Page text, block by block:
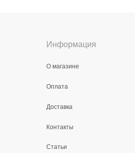
Информация
О магазине
Оплата
Доставка
Контакты
Статьи